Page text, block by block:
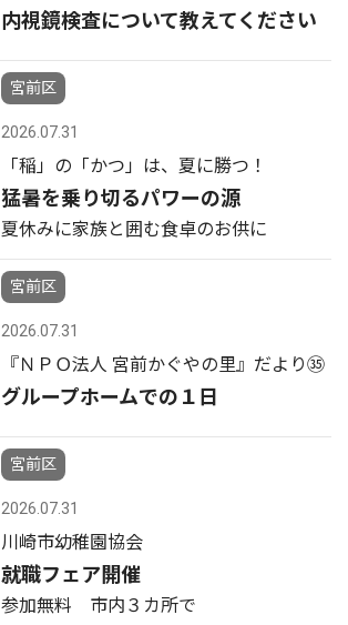
内視鏡検査について教えてください
宮前区
2026.07.31
「稲」の「かつ」は、夏に勝つ！
猛暑を乗り切るパワーの源
夏休みに家族と囲む食卓のお供に
宮前区
2026.07.31
『ＮＰＯ法人 宮前かぐやの里』だより㉟
グループホームでの１日
宮前区
2026.07.31
川崎市幼稚園協会
就職フェア開催
参加無料 市内３カ所で